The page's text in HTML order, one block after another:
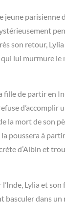
jeune parisienne
son retour,
qui lui murmure le
fille de partir en
d’accomplir
la mort de son
la poussera à
d’Albin et
l’Inde, Lylia et
basculer dans un